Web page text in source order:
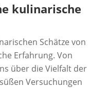
kulinarische
Schätze von
Erfahrung. Von
über die Vielfalt der
Versuchungen